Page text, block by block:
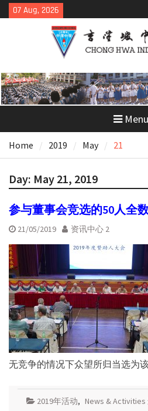
Skip
to
07 Aug, 2026
Menu
Home 2019 May 21
Day: May 21, 2019
参与董事会竞选的50人全
21/05/2019 资讯中心 2
无竞争的情况下众望所归当选为
2019年活动, News & Activities